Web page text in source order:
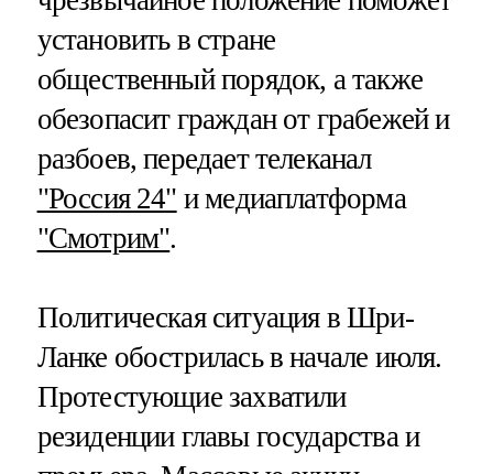
установить в стране
общественный порядок, а также
обезопасит граждан от грабежей и
разбоев, передает телеканал
"Россия 24" и медиаплатформа
"Смотрим".
Политическая ситуация в Шри-
Ланке обострилась в начале июля.
Протестующие захватили
резиденции главы государства и